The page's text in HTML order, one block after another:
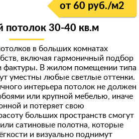
от 60 руб./м2
потолок 30-40 кв.м
в больших комнатах
включая гармоничный подбор
фактуры. В жилом помещении типа
уместны любые светлые оттенки.
интерьера потолок не должен
или крупной мебелью, иначе
и потеряет свою
больших пространств смогут
сатиновые полотна, которые
и визуально поднимут